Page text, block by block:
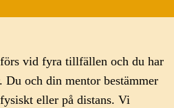
vid fyra tillfällen och du har
och din mentor bestämmer
eller på distans. Vi